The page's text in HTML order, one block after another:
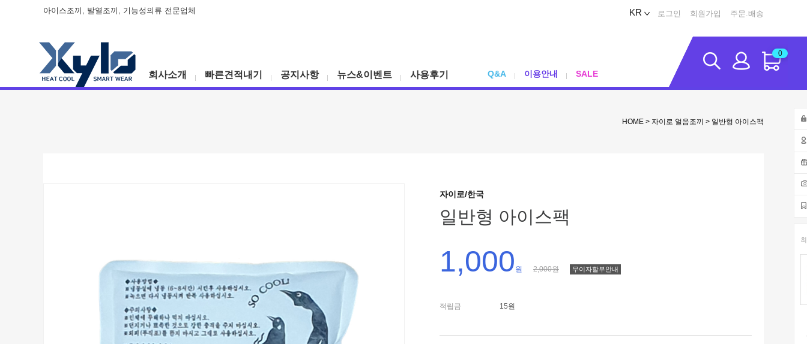
아이스조끼, 발열조끼, 기능성의류 전문업체 KR 로그인 회원가입 주문.배송
회사소개 빠른견적내기 공지사항 뉴스&이벤트 사용후기 Q&A 이용안내 SALE
0
HOME > 자이로 얼음조끼 > 일반형 아이스팩
자이로/한국
일반형 아이스팩
1,000 원 2,000원 무이자할부안내
적립금 15원